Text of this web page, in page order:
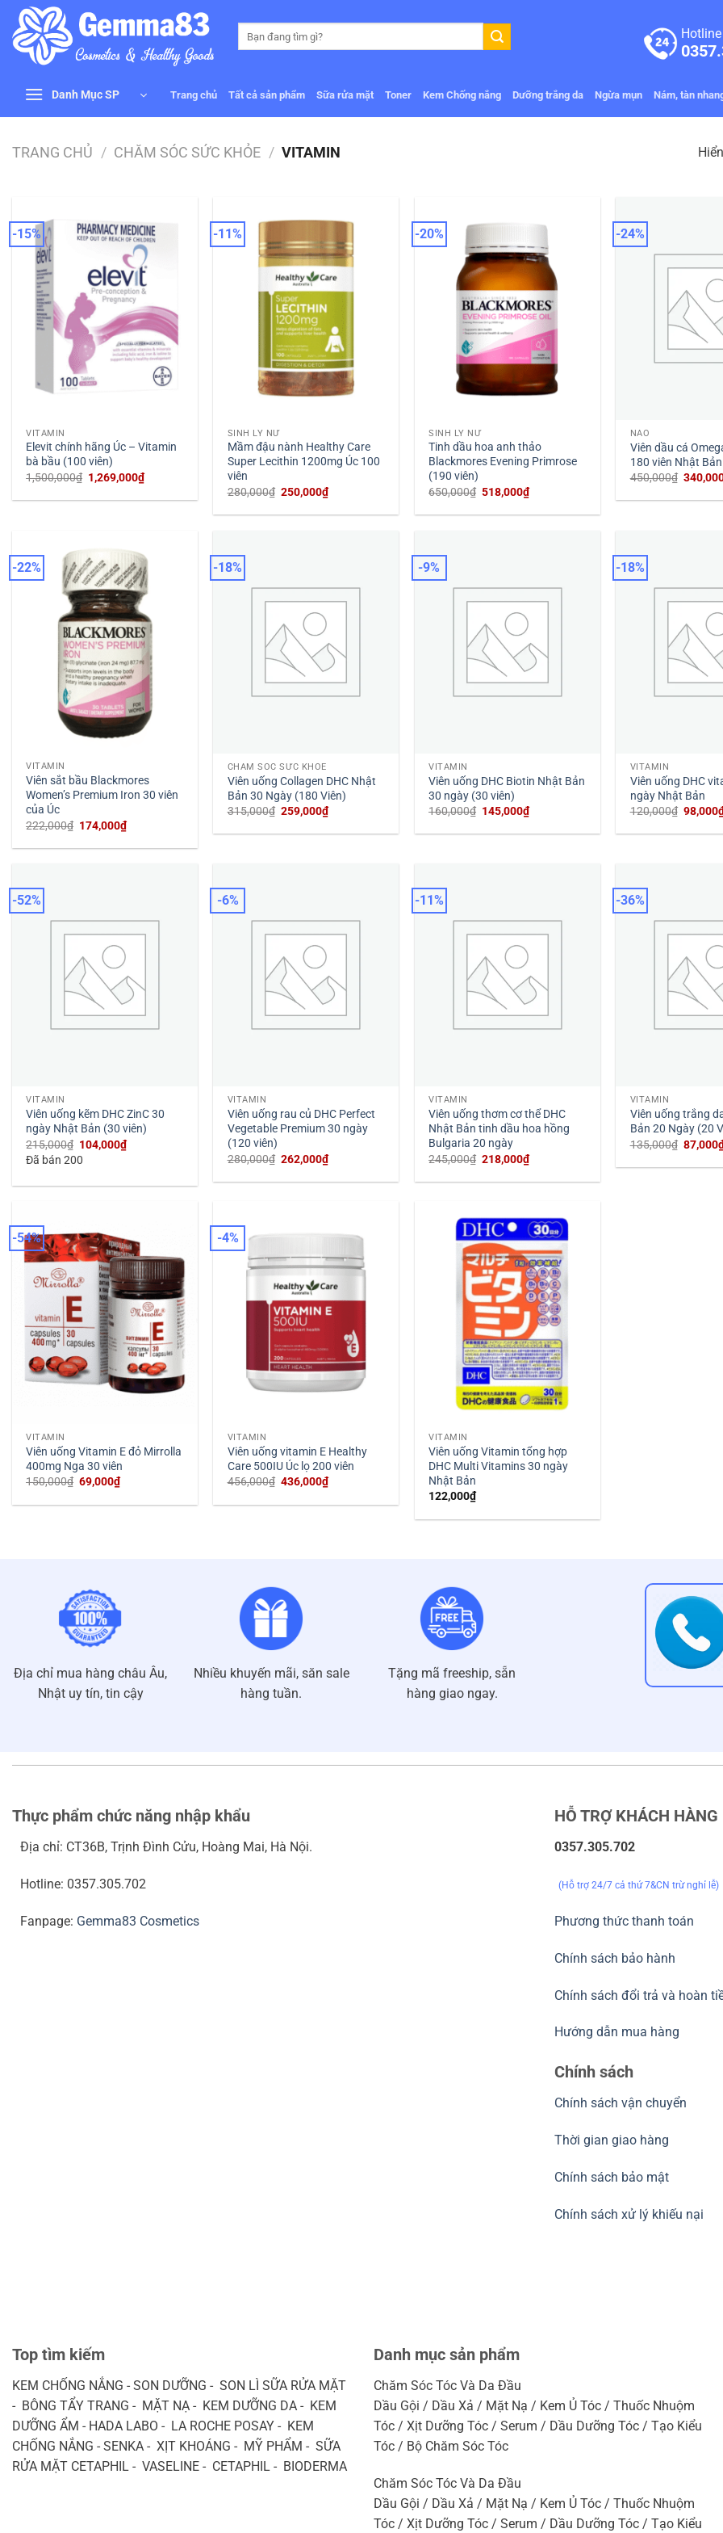
qua
nội
kiếm:
Hotline
Danh Mục SP Trang chủ Tất cả sản phẩm Sữa rửa mặt Toner Kem Chống nắng Dưỡng trắng da Ngừa mụn Nám, tàn
TRANG CHỦ / CHĂM SÓC SỨC KHỎE / VITAMIN
-15%
VITAMIN
Elevit chính hãng Úc – Vitamin
bà bầu (100 viên)
1,500,000₫ Giá
là:
1,269,000₫Giá
hiện
tại
-11%
SINH LÝ NỮ
Mầm đậu nành Healthy Care
Super Lecithin 1200mg Úc 100
viên
280,000₫ Giá
là:
250,000₫Giá
hiện
tại
-20%
SINH LÝ NỮ
Tinh dầu hoa anh thảo
Blackmores Evening Primrose
(190 viên)
650,000₫ Giá
là:
518,000₫Giá
hiện
tại
-24%
NÃO
Viên dầu cá
180 viên Nhật Bản
450,000₫ Giá
là:
-22%
VITAMIN
Viên sắt bầu Blackmores
Women’s Premium Iron 30 viên
của Úc
222,000₫ Giá
là:
174,000₫Giá
hiện
tại
-18%
CHĂM SÓC SỨC KHỎE
Viên uống Collagen DHC Nhật
Bản 30 Ngày (180 Viên)
315,000₫ Giá
là:
259,000₫Giá
hiện
tại
-9%
VITAMIN
Viên uống DHC Biotin Nhật Bản
30 ngày (30 viên)
160,000₫ Giá
là:
145,000₫Giá
hiện
tại
-18%
VITAMIN
Viên uống DHC
ngày Nhật Bản
120,000₫ Giá
là:
98,000
-52%
VITAMIN
Viên uống kẽm DHC ZinC 30
ngày Nhật Bản (30 viên)
215,000₫ Giá
gốc
là:
104,000₫Giá
hiện
104,000₫.
Đã bán 200
-6%
VITAMIN
Viên uống rau củ DHC Perfect
Vegetable Premium 30 ngày
(120 viên)
280,000₫ Giá
là:
262,000₫Giá
hiện
tại
-11%
VITAMIN
Viên uống thơm cơ thể DHC
Nhật Bản tinh dầu hoa hồng
Bulgaria 20 ngày
245,000₫ Giá
là:
218,000₫Giá
hiện
tại
-36%
VITAMIN
Viên uống trắng
Bản 20 Ngày (20
135,000₫ Giá
là:
87,000
-54%
VITAMIN
Viên uống Vitamin E đỏ Mirrolla
400mg Nga 30 viên
150,000₫ Giá
là:
69,000₫Giá
hiện
tại
-4%
VITAMIN
Viên uống vitamin E Healthy
Care 500IU Úc lọ 200 viên
456,000₫ Giá
là:
436,000₫Giá
hiện
tại
VITAMIN
Viên uống Vitamin tổng hợp
DHC Multi Vitamins 30 ngày
Nhật Bản
122,000₫
Địa chỉ mua hàng châu Âu,
Nhật uy tín, tin cậy
Nhiều khuyến mãi, săn sale
hàng tuần.
Tặng mã freeship, sẵn
hàng giao ngay.
Thực phẩm chức năng nhập khẩu
Địa chỉ: CT36B, Trịnh Đình Cửu, Hoàng Mai, Hà Nội.
Hotline: 0357.305.702
Fanpage: Gemma83 Cosmetics
HỖ TRỢ KHÁCH HÀNG
0357.305.702
(Hỗ trợ 24/7 cả thứ 7&CN trừ nghỉ lễ)
Phương thức thanh toán
Chính sách bảo hành
Chính sách đổi trả và hoàn
Hướng dẫn mua hàng
Chính sách
Chính sách vận chuyển
Thời gian giao hàng
Chính sách bảo mật
Chính sách xử lý khiếu nại
Top tìm kiếm
KEM CHỐNG NẮNG - SON DƯỠNG - SON LÌ SỮA RỬA MẶT
- BÔNG TẨY TRANG - MẶT NẠ - KEM DƯỠNG DA - KEM
DƯỠNG ẨM - HADA LABO - LA ROCHE POSAY - KEM
CHỐNG NẮNG - SENKA - XỊT KHOÁNG - MỸ PHẨM - SỮA
RỬA MẶT CETAPHIL - VASELINE - CETAPHIL - BIODERMA
Danh mục sản phẩm
Chăm Sóc Tóc Và Da Đầu
Dầu Gội / Dầu Xả / Mặt Nạ / Kem Ủ Tóc / Thuốc Nhuộm
Tóc / Xịt Dưỡng Tóc / Serum / Dầu Dưỡng Tóc / Tạo Kiểu
Tóc / Bộ Chăm Sóc Tóc
Chăm Sóc Tóc Và Da Đầu
Dầu Gội / Dầu Xả / Mặt Nạ / Kem Ủ Tóc / Thuốc Nhuộm
Tóc / Xịt Dưỡng Tóc / Serum / Dầu Dưỡng Tóc / Tạo Kiểu